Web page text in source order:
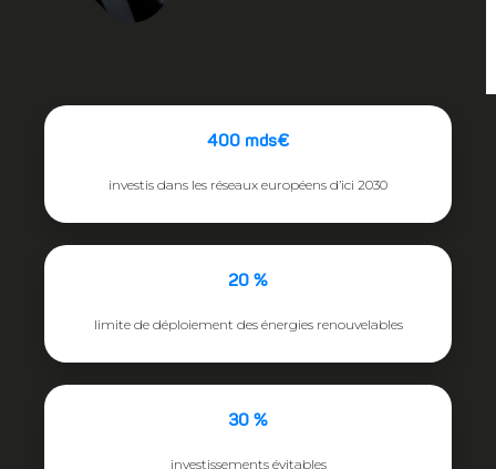
400 mds€
investis dans les réseaux européens d’ici 2030
20 %
limite de déploiement des énergies renouvelables
30 %
investissements évitables